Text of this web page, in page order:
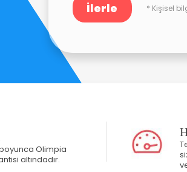
İlerle * Kişisel
Olimpia
altındadır.